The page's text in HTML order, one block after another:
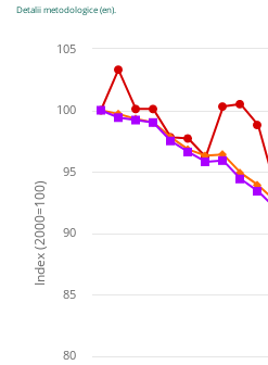
Detalii metodologice (en).
Index (2000=100)
80
90
100
85
95
105